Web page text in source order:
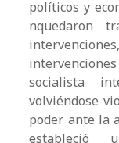
políticos y
nquedaron
socialista
volviéndose
poder ante la
estableció